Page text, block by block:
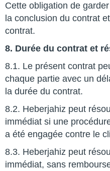
Cette obligation de
la conclusion du contrat
contrat.
8. Durée du contrat et
8.1. Le présent contrat
chaque partie avec un
la durée du contrat.
8.2. Heberjahiz peut
immédiat si une
a été engagée contre le
8.3. Heberjahiz peut
immédiat, sans